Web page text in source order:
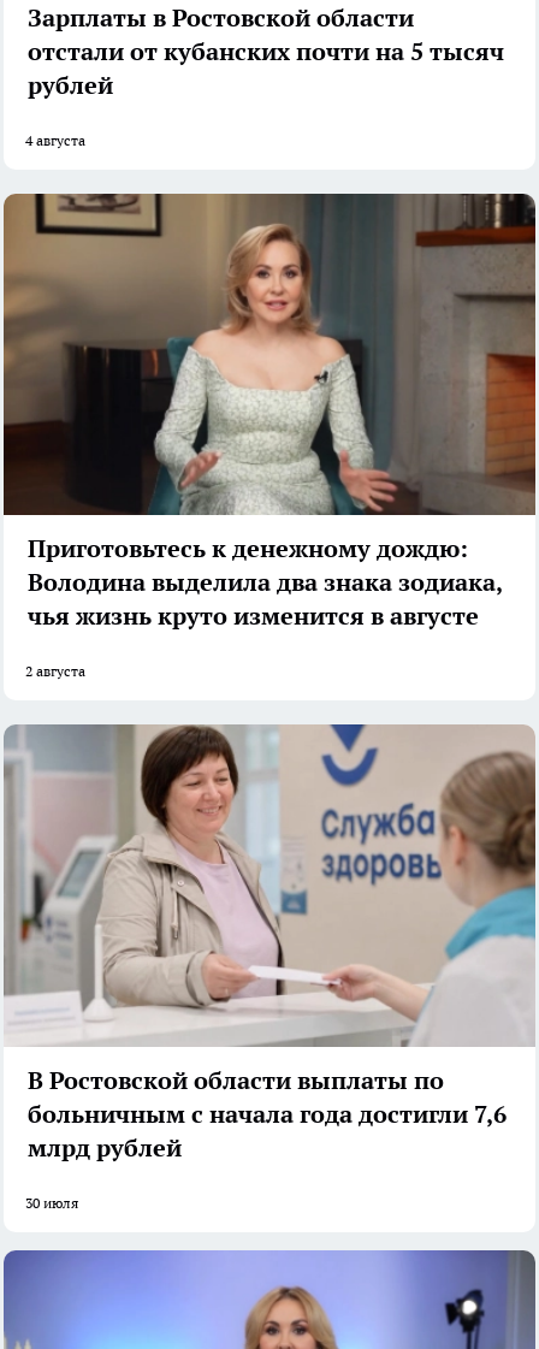
Зарплаты в Ростовской области
отстали от кубанских почти на 5 тысяч
рублей
4 августа
Приготовьтесь к денежному дождю:
Володина выделила два знака зодиака,
чья жизнь круто изменится в августе
2 августа
В Ростовской области выплаты по
больничным с начала года достигли 7,6
млрд рублей
30 июля